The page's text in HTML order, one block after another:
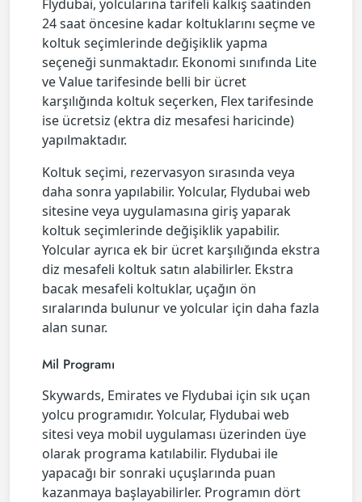
Flydubai, yolcularına tarifeli kalkış saatinden
24 saat öncesine kadar koltuklarını seçme ve
koltuk seçimlerinde değişiklik yapma
seçeneği sunmaktadır. Ekonomi sınıfında Lite
ve Value tarifesinde belli bir ücret
karşılığında koltuk seçerken, Flex tarifesinde
ise ücretsiz (ektra diz mesafesi haricinde)
yapılmaktadır.
Koltuk seçimi, rezervasyon sırasında veya
daha sonra yapılabilir. Yolcular, Flydubai web
sitesine veya uygulamasına giriş yaparak
koltuk seçimlerinde değişiklik yapabilir.
Yolcular ayrıca ek bir ücret karşılığında ekstra
diz mesafeli koltuk satın alabilirler. Ekstra
bacak mesafeli koltuklar, uçağın ön
sıralarında bulunur ve yolcular için daha fazla
alan sunar.
Mil Programı
Skywards, Emirates ve Flydubai için sık uçan
yolcu programıdır. Yolcular, Flydubai web
sitesi veya mobil uygulaması üzerinden üye
olarak programa katılabilir. Flydubai ile
yapacağı bir sonraki uçuşlarında puan
kazanmaya başlayabilirler. Programın dört